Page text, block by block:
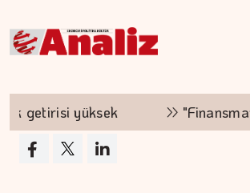
"Finansman zinciri kırılırsa